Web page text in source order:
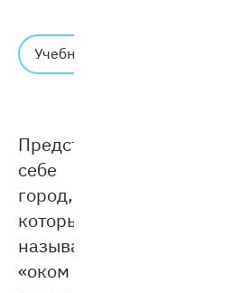
Учебник
Представьте
себе
город,
который
называли
«оком